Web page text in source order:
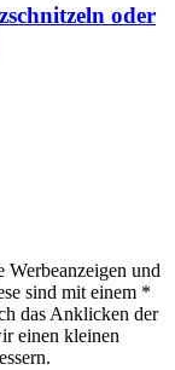
oder
Werbeanzeigen und
sind mit einem *
das Anklicken der
einen kleinen